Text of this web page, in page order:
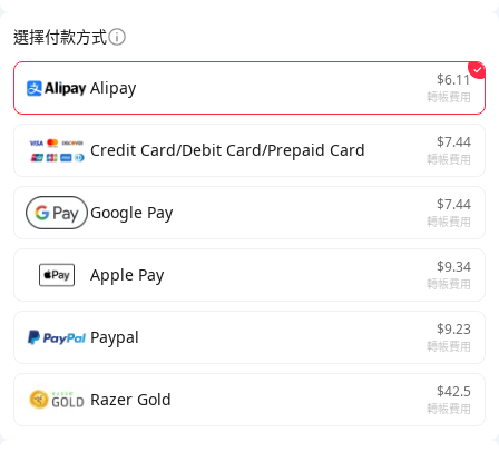
選擇付款方式
Alipay $6.11
轉帳費用
Credit Card/Debit Card/Prepaid Card $7.44
轉帳費用
Google Pay $7.44
轉帳費用
Apple Pay $9.34
轉帳費用
Paypal $9.23
轉帳費用
Razer Gold $42.5
轉帳費用